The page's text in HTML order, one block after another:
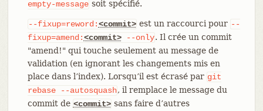
empty-message soit spécifié.
--fixup=reword:<commit> est un raccourci pour --
fixup=amend:<commit> --only. Il crée un commit
"amend!" qui touche seulement au message de
validation (en ignorant les changements mis en
place dans l’index). Lorsqu’il est écrasé par git
rebase
--autosquash, il remplace le message du
commit de <commit> sans faire d’autres